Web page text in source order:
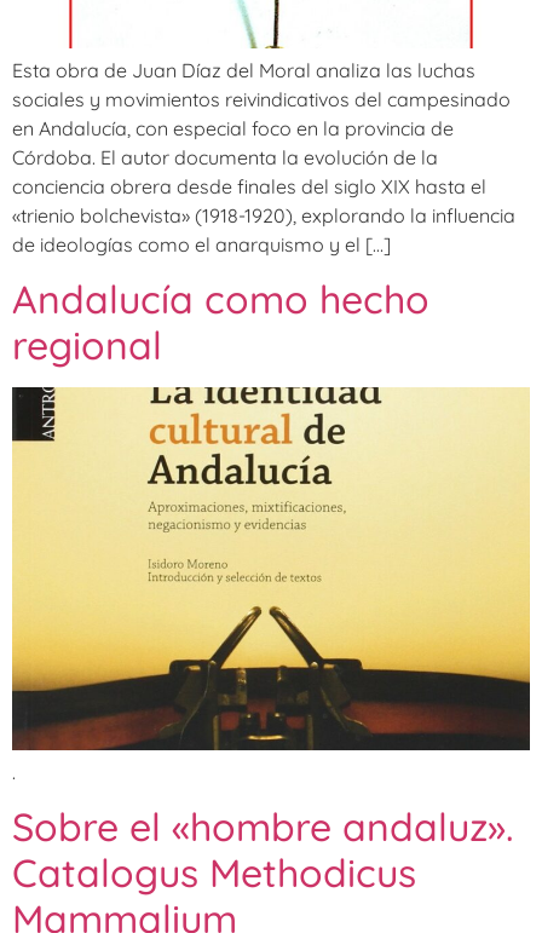
Esta obra de Juan Díaz del Moral analiza las luchas
sociales y movimientos reivindicativos del campesinado
en Andalucía, con especial foco en la provincia de
Córdoba. El autor documenta la evolución de la
conciencia obrera desde finales del siglo XIX hasta el
«trienio bolchevista» (1918-1920), explorando la influencia
de ideologías como el anarquismo y el […]
Andalucía como hecho
regional
.
Sobre el «hombre andaluz».
Catalogus Methodicus
Mammalium